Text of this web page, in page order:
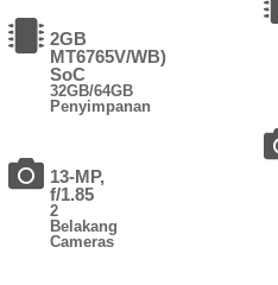
2GB
MT6765V/WB)
SoC
32GB/64GB
Penyimpanan
13-MP,
f/1.85
2
Belakang
Cameras